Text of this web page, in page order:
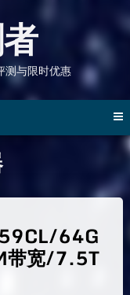
测与限时优惠
64G
宽/7.5T